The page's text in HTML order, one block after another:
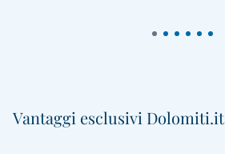
Vantaggi esclusivi Dolomiti.it